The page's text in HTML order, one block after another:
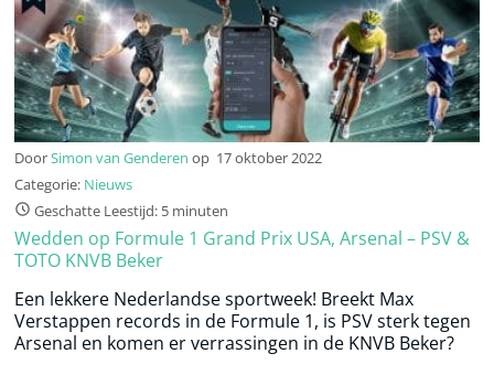
DoorSimon van Genderen op 17 oktober 2022
Categorie: Nieuws
Geschatte Leestijd: 5 minuten
Wedden op Formule 1 Grand Prix USA, Arsenal – PSV &
TOTO KNVB Beker
Een lekkere Nederlandse sportweek! Breekt Max
Verstappen records in de Formule 1, is PSV sterk tegen
Arsenal en komen er verrassingen in de KNVB Beker?